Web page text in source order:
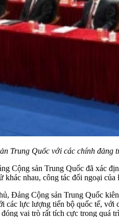
Trung Quốc với các chính đảng
Cộng sản Trung Quốc đã xác
nhau, công tác đối ngoại
Đảng Cộng sản Trung Quốc
các lực lượng tiến bộ quốc tế,
vai trò rất tích cực trong quá